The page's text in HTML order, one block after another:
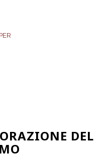
DEL